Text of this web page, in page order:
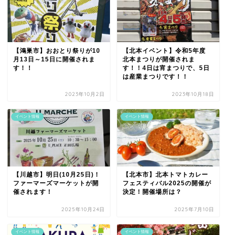
【鴻巣市】おおとり祭りが10
月13日～15日に開催されま
す！！
2023年10月2日
【北本イベント】令和5年度
北本まつりが開催されま
す！！4日は宵まつりで、5日
は産業まつりです！！
2023年10月18日
イベント情報
【川越市】明日(10月25日)！
ファーマーズマーケットが開
催されます！
2025年10月24日
イベント情報
【北本市】北本トマトカレー
フェスティバル2025の開催が
決定！開催場所は？
2025年7月10日
イベント情報 イベント情報